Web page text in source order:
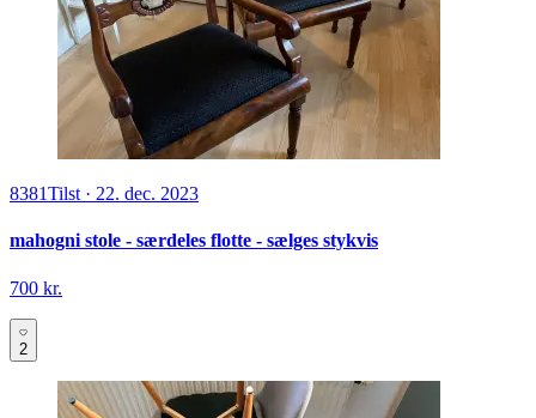
8381Tilst · 22. dec. 2023
mahogni stole - særdeles flotte - sælges stykvis
700 kr.
2